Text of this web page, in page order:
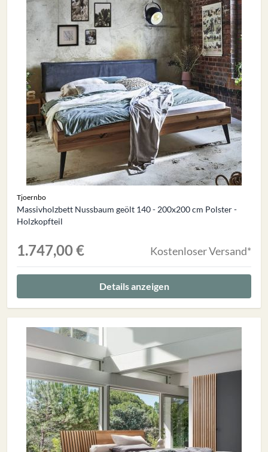
Tjoernbo
Massivholzbett Nussbaum geölt 140 - 200x200 cm Polster -
Holzkopfteil
1.747,00 € Kostenloser Versand*
Details anzeigen